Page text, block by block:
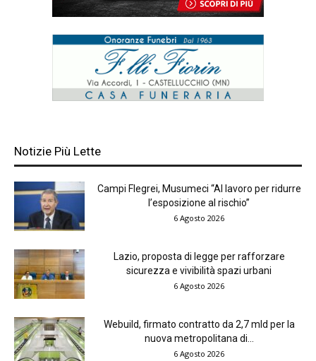
Notizie Più Lette
Campi Flegrei, Musumeci “Al lavoro per ridurre
l’esposizione al rischio”
6 Agosto 2026
Lazio, proposta di legge per rafforzare
sicurezza e vivibilità spazi urbani
6 Agosto 2026
Webuild, firmato contratto da 2,7 mld per la
nuova metropolitana di...
6 Agosto 2026